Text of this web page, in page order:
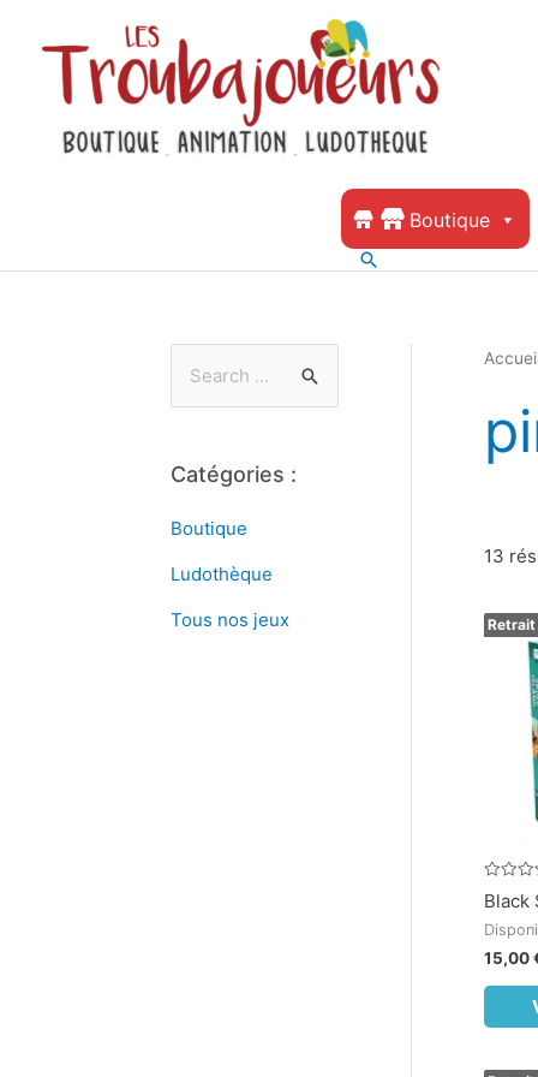
Boutique
Catégories :
Boutique
Ludothèque
Tous nos jeux
13
Note
0
sur
5
Black
15,00